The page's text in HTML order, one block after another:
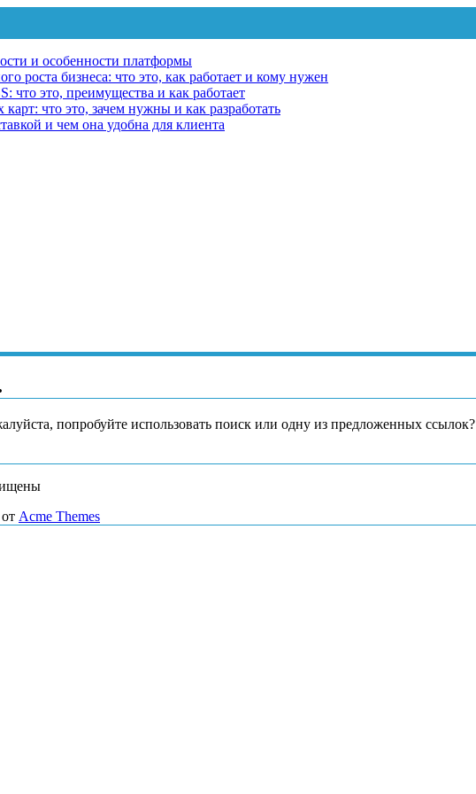
и особенности платформы
роста бизнеса: что это, как работает и кому нужен
что это, преимущества и как работает
карт: что это, зачем нужны и как разработать
и чем она удобна для клиента
попробуйте использовать поиск или одну из предложенных ссылок?
Acme Themes